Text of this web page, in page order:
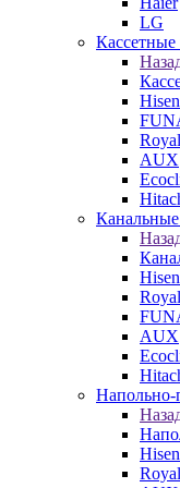
LG
AUX
AUX
Напольно-